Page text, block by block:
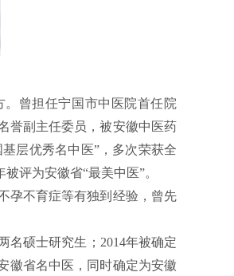
。曾担任宁国市中医院首任院
誉副主任委员，被安徽中医药
层优秀名中医”，多次荣获全
评为安徽省“最美中医”。
孕不育症等有独到经验，曾先
名硕士研究生；2014年被确定
徽省名中医，同时确定为安徽